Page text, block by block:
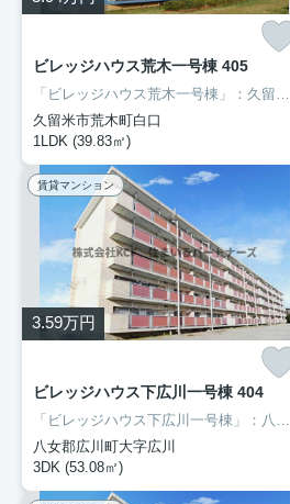
ビレッジハウス荒木一号棟 405
「ビレッジハウス荒木一号棟」：久留米市エリアの新居にピッタリ。徒歩25分の距離に久留米市立荒木中学校があるのも魅力。風通しが良く、熱がこもりにくいので、室内が暑くなりにくいです。久留米市エリアでの新生活をご検討の方に、素敵な暮らしを当社のスタッフが全力でサポート致します。鹿児島本線荒木付近の情報も満載です。
久留米市荒木町白口
1LDK (39.83㎡)
賃貸マンション
3.59万円
ビレッジハウス下広川一号棟 404
「ビレッジハウス下広川一号棟」：八女郡広川町エリアの新居にピッタリ。下広川保育園が徒歩5分の場所にあります。快適な暮らしがしたいとお考えの方に、ぜひご紹介したい街があります。それは八女郡広川町エリアです。住環境が整っているので、不便さをあまり感じない生活が可能です。ぜひお気軽にご連絡下さい。
八女郡広川町大字広川
3DK (53.08㎡)